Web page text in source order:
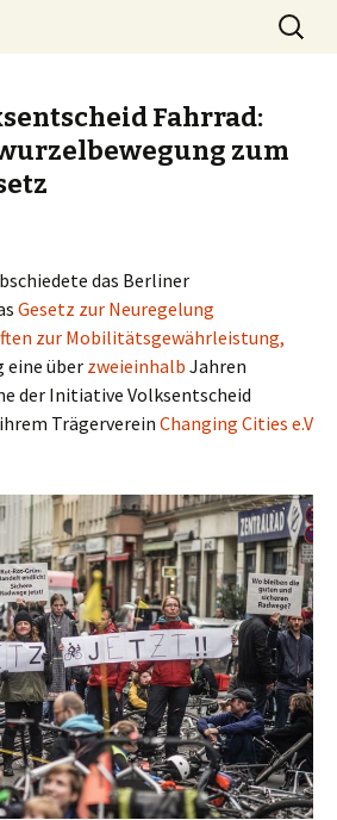
Suchen
nach:
Fahrrad:
zum
das Berliner
Gesetz zur Neuregelung
zur Mobilitätsgewährleistung,
eine überzweieinhalb Jahren
der Initiative Volksentscheid
Trägerverein Changing Cities e.V